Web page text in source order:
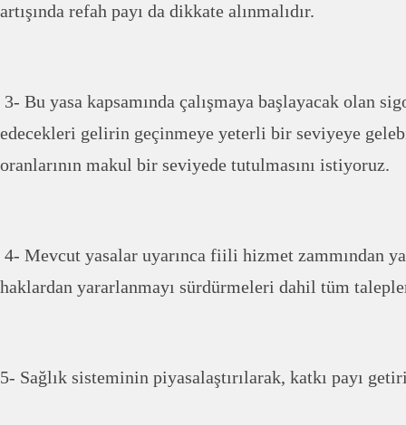
artışında refah payı da dikkate alınmalıdır.
3- Bu yasa kapsamında çalışmaya başlayacak olan
edecekleri gelirin geçinmeye yeterli bir seviyeye
oranlarının makul bir seviyede tutulmasını istiyoruz.
4- Mevcut yasalar uyarınca fiili hizmet zammından
haklardan yararlanmayı sürdürmeleri dahil tüm
5- Sağlık sisteminin piyasalaştırılarak, katkı payı